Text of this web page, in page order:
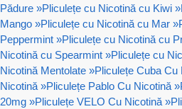
Pădure »Pliculețe cu Nicotină cu Kiwi »
Mango »Pliculețe cu Nicotină cu Mar »
Peppermint »Pliculețe cu Nicotină cu
Nicotină cu Spearmint »Pliculețe cu
Nicotină Mentolate »Pliculețe Cuba Cu
Nicotină »Pliculețe Pablo Cu Nicotină »
20mg »Pliculețe VELO Cu Nicotină »